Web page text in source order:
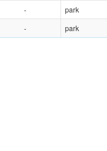
park
park